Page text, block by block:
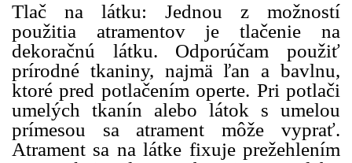
Tlač na látku: Jednou z možností
použitia atramentov je tlačenie na
dekoračnú látku. Odporúčam použiť
prírodné tkaniny, najmä ľan a bavlnu,
ktoré pred potlačením operte. Pri potlači
umelých tkanín alebo látok s umelou
prímesou sa atrament môže vyprať.
Atrament sa na látke fixuje prežehlením